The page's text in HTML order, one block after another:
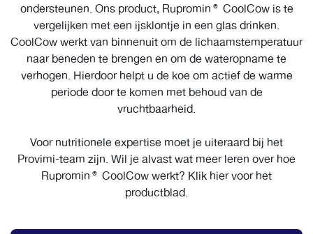
ondersteunen. Ons product, Rupromin® CoolCow is te
vergelijken met een ijsklontje in een glas drinken.
CoolCow werkt van binnenuit om de lichaamstemperatuur
naar beneden te brengen en om de wateropname te
verhogen. Hierdoor helpt u de koe om actief de warme
periode door te komen met behoud van de
vruchtbaarheid.
Voor nutritionele expertise moet je uiteraard bij het
Provimi-team zijn. Wil je alvast wat meer leren over hoe
Rupromin® CoolCow werkt? Klik hier voor het
productblad.